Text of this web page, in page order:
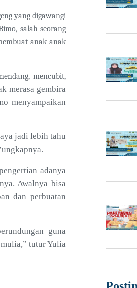
yang digawangi
salah seorang
anak-anak
mencubit,
merasa gembira
menyampaikan
jadi lebih tahu
adanya
Awalnya bisa
dan perbuatan
guna
tutur Yulia